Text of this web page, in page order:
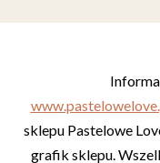
sklepu Pastelowe
grafik sklepu.